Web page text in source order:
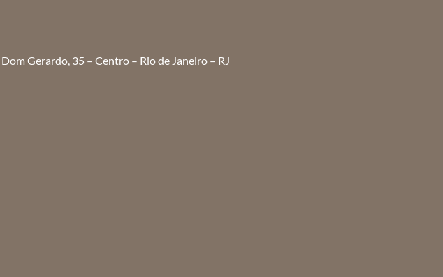
Dom Gerardo, 35 – Centro – Rio de Janeiro – RJ